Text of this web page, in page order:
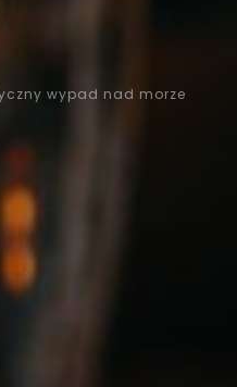
wypad nad morze